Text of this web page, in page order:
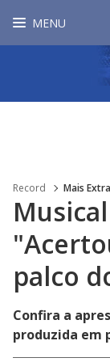
MENU
Record Mais
palco
Confira a
produzida em